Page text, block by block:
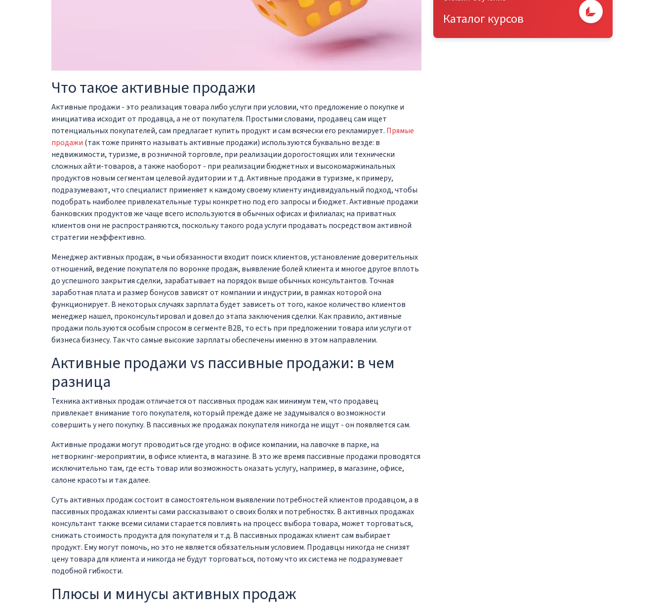
Что такое активные продажи
Активные продажи - это реализация товара либо услуги при условии, что предложение о покупке и
инициатива исходит от продавца, а не от покупателя. Простыми словами, продавец сам ищет
потенциальных покупателей, сам предлагает купить продукт и сам всячески его рекламирует. Прямые
продажи (так тоже принято называть активные продажи) используются буквально везде: в
недвижимости, туризме, в розничной торговле, при реализации дорогостоящих или технически
сложных айти-товаров, а также наоборот - при реализации бюджетных и высокомаржинальных
продуктов новым сегментам целевой аудитории и т.д. Активные продажи в туризме, к примеру,
подразумевают, что специалист применяет к каждому своему клиенту индивидуальный подход, чтобы
подобрать наиболее привлекательные туры конкретно под его запросы и бюджет. Активные продажи
банковских продуктов же чаще всего используются в обычных офисах и филиалах; на приватных
клиентов они не распространяются, поскольку такого рода услуги продавать посредством активной
стратегии неэффективно.
Менеджер активных продаж, в чьи обязанности входит поиск клиентов, установление доверительных
отношений, ведение покупателя по воронке продаж, выявление болей клиента и многое другое вплоть
до успешного закрытия сделки, зарабатывает на порядок выше обычных консультантов. Точная
заработная плата и размер бонусов зависят от компании и индустрии, в рамках которой она
функционирует. В некоторых случаях зарплата будет зависеть от того, какое количество клиентов
менеджер нашел, проконсультировал и довел до этапа заключения сделки. Как правило, активные
продажи пользуются особым спросом в сегменте B2B, то есть при предложении товара или услуги от
бизнеса бизнесу. Так что самые высокие зарплаты обеспечены именно в этом направлении.
Активные продажи vs пассивные продажи: в чем
разница
Техника активных продаж отличается от пассивных продаж как минимум тем, что продавец
привлекает внимание того покупателя, который прежде даже не задумывался о возможности
совершить у него покупку. В пассивных же продажах покупателя никогда не ищут - он появляется сам.
Активные продажи могут проводиться где угодно: в офисе компании, на лавочке в парке, на
нетворкинг-мероприятии, в офисе клиента, в магазине. В это же время пассивные продажи проводятся
исключительно там, где есть товар или возможность оказать услугу, например, в магазине, офисе,
салоне красоты и так далее.
Суть активных продаж состоит в самостоятельном выявлении потребностей клиентов продавцом, а в
пассивных продажах клиенты сами рассказывают о своих болях и потребностях. В активных продажах
консультант также всеми силами старается повлиять на процесс выбора товара, может торговаться,
снижать стоимость продукта для покупателя и т.д. В пассивных продажах клиент сам выбирает
продукт. Ему могут помочь, но это не является обязательным условием. Продавцы никогда не снизят
цену товара для клиента и никогда не будут торговаться, потому что их система не подразумевает
подобной гибкости.
Плюсы и минусы активных продаж
Каталог курсов